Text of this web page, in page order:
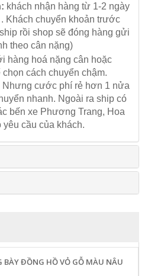
khách nhận hàng từ 1-2 ngày
Khách chuyển khoản trước
rồi shop sẽ đóng hàng gửi
theo cân nặng)
hàng hoá nặng cân hoặc
cách chuyển chậm.
Nhưng cước phí rẻ hơn 1 nửa
nhanh. Ngoài ra ship có
bến xe Phương Trang, Hoa
yêu cầu của khách.
BÀY ĐỒNG HỒ VỎ GỖ MÀU NÂU